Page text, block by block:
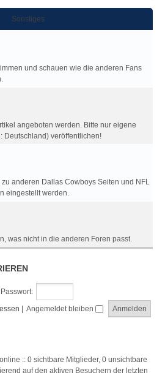
Sonstiges
und schauen wie die anderen Fans
angeboten werden. Bitte nur eigene
Deutschland) veröffentlichen!
anderen Dallas Cowboys Seiten und NFL
eingestellt werden.
was nicht in die anderen Foren passt.
Passwort:
Angemeldet bleiben
:: 0 sichtbare Mitglieder, 0 unsichtbare
auf den aktiven Besuchern der letzten